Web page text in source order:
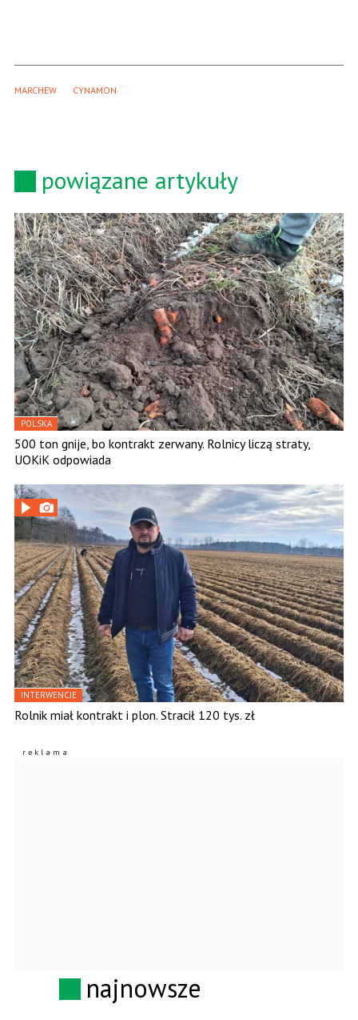
MARCHEW CYNAMON
powiązane artykuły
POLSKA
500 ton gnije, bo kontrakt zerwany. Rolnicy liczą straty,
UOKiK odpowiada
INTERWENCJE
Rolnik miał kontrakt i plon. Stracił 120 tys. zł
najnowsze